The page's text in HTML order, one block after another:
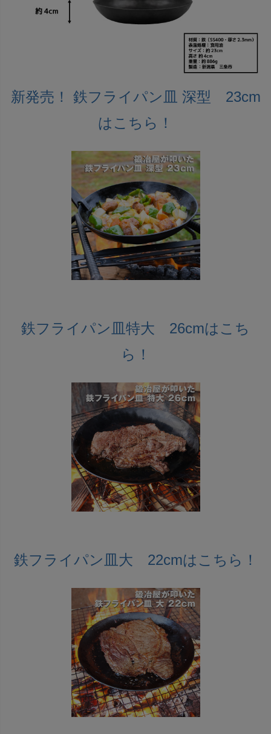
新発売！ 鉄フライパン皿 深型 23cm
はこちら！
鉄フライパン皿特大 26cmはこち
ら！
鉄フライパン皿大 22cmはこちら！